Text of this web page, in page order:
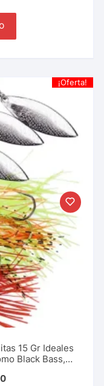
¡Oferta!
15 Gr Ideales
Black Bass,